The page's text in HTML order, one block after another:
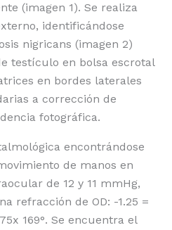
(imagen 1). Se realiza
identificándose
nigricans (imagen 2)
testículo en bolsa escrotal
en bordes laterales
a corrección de
fotográfica.
encontrándose
de manos en
de 12 y 11 mmHg,
refracción de OD: -1.25 =
169°. Se encuentra el